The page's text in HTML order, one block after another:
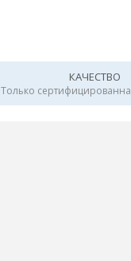
КАЧЕСТВО
Только